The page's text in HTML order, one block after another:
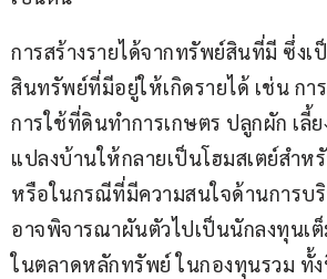
การสร้างรายได้จากทรัพย์สินที่มี ซึ่งเ
สินทรัพย์ที่มีอยู่ให้เกิดรายได้ เช่น กา
การใช้ที่ดินทำการเกษตร ปลูกผัก เลี้ย
แปลงบ้านให้กลายเป็นโฮมสเตย์สำห
หรือในกรณีที่มีความสนใจด้านการบ
อาจพิจารณาผันตัวไปเป็นนักลงทุนเต็
ในตลาดหลักทรัพย์ ในกองทุนรวม ทั้